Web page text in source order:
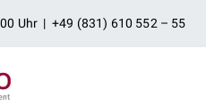
Uhr | +49 (831) 610 552 – 55